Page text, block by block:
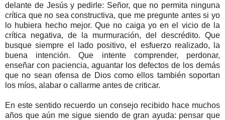
delante de Jesús y pedirle: Señor, que no permita ninguna
crítica que no sea constructiva, que me pregunte antes si yo
lo hubiera hecho mejor. Que no caiga yo en el vicio de la
crítica negativa, de la murmuración, del descrédito. Que
busque siempre el lado positivo, el esfuerzo realizado, la
buena intención. Que intente comprender, perdonar,
enseñar con paciencia, aguantar los defectos de los demás
que no sean ofensa de Dios como ellos también soportan
los míos, alabar o callarme antes de criticar.
En este sentido recuerdo un consejo recibido hace muchos
años que aún me sigue siendo de gran ayuda: pensar que